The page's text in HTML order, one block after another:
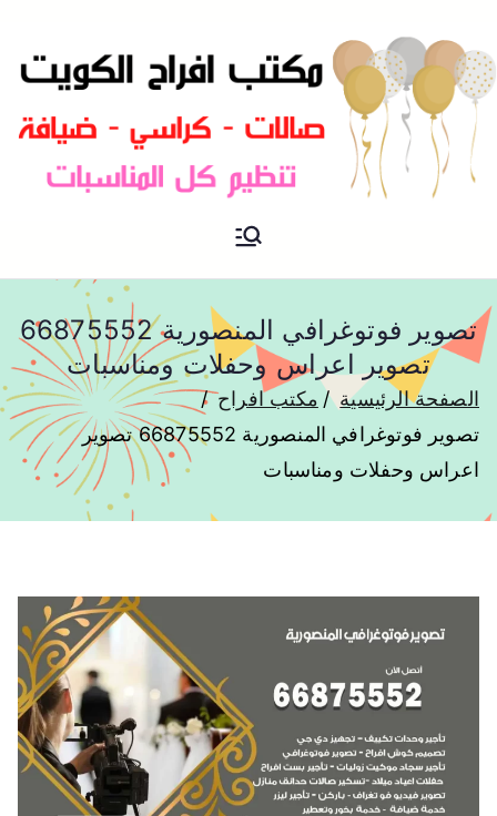
مكتب افراح و مناسبات و زواج و
تصوير فوتوغرافي المنصورية 66875552
تصوير اعراس وحفلات ومناسبات
الصفحة الرئيسية
مكتب افراح
تصوير فوتوغرافي المنصورية 66875552 تصوير
اعراس وحفلات ومناسبات